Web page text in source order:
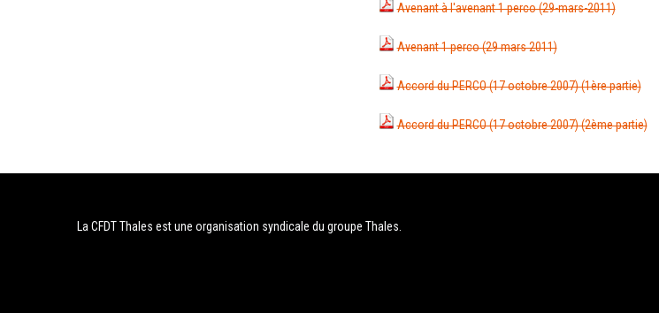
Avenant à l'avenant 1 perco (29-mars-2011)
Avenant 1 perco (29 mars 2011)
Accord du PERCO (17 octobre 2007) (1ère partie)
Accord du PERCO (17 octobre 2007) (2ème partie)
La CFDT Thales est une organisation syndicale du groupe Thales.